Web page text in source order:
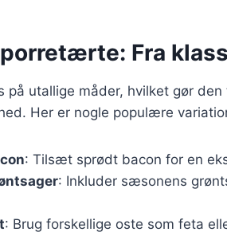
Fra
utallige måder, hvilket gør
Her er nogle populære
: Tilsæt sprødt bacon for en
: Inkluder sæsonens
: Brug forskellige oste som feta